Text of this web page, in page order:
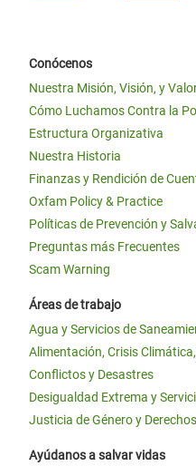
Conócenos
Nuestra Misión, Visión, y
Cómo Luchamos Contra la
Estructura Organizativa
Nuestra Historia
Finanzas y Rendición de
Oxfam Policy & Practice
Políticas de Prevención y
Preguntas más Frecuentes
Scam Warning
Áreas de trabajo
Agua y Servicios de
Alimentación, Crisis
Conflictos y Desastres
Desigualdad Extrema y
Justicia de Género y
Ayúdanos a salvar vidas